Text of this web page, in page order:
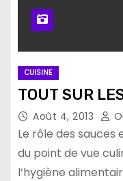
CUISINE
TOUT SUR
Août 4, 2013
Le rôle des
du point de vue
l’hygiène